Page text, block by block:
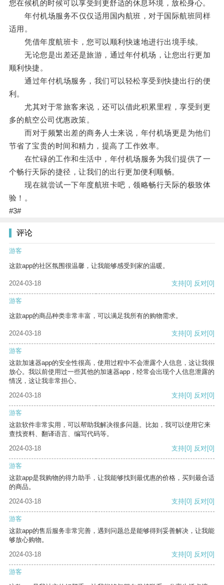
您在候机的时候可以享受到更舒适的休息环境，放松身心。
年付机场服务不仅仅适用国内航班，对于国际航班同样
适用。
凭借年度航班卡，您可以顺利快速地进行出境手续。
无论您是出差还是旅游，通过年付机场，让您出行更加
顺利快捷。
通过年付机场服务，我们可以轻松享受到快捷出行的便
利。
尤其对于常旅客来说，还可以借此积累里程，享受到更
多的航空公司优惠政策。
而对于频繁出差的商务人士来说，年付机场更是为他们
节省了宝贵的时间和精力，提高了工作效率。
在忙碌的工作和生活中，年付机场服务为我们提供了一
个畅行天际的捷径，让我们的出行更加便利顺畅。
现在就尝试一下年度航班卡吧，领略畅行天际的极致体
验！。
#3#
评论
游客
这款app的社区氛围很温馨，让我能够感受到家的温暖。
2024-03-18 支持[0] 反对[0]
游客
这款app的商品种类非常丰富，可以满足我所有的购物需求。
2024-03-18 支持[0] 反对[0]
游客
这款加速器app的安全性很高，使用过程中不会泄露个人信息，这让我很
放心。我以前使用过一些其他的加速器app，经常会出现个人信息泄露的
情况，这让我非常担心。
2024-03-18
支持[0] 反对[0]
游客
这款软件非常实用，可以帮助我解决很多问题。比如，我可以使用它来
查找资料、翻译语言、编写代码等。
2024-03-18
支持[0] 反对[0]
游客
这款app是我购物的得力助手，让我能够找到最优惠的价格，买到最合适
的商品。
2024-03-18
支持[0] 反对[0]
游客
这款app的售后服务非常完善，遇到问题总是能够得到妥善解决，让我能
够放心购物。
2024-03-18
支持[0] 反对[0]
游客